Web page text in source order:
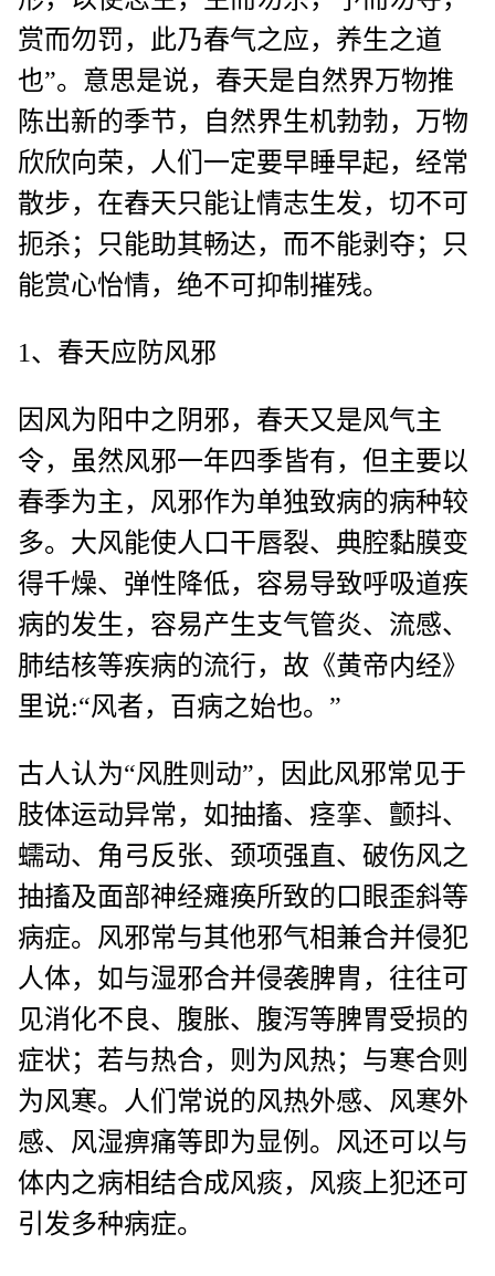
赏而勿罚，此乃春气之应，养生之道
也”。意思是说，春天是自然界万物推
陈出新的季节，自然界生机勃勃，万物
欣欣向荣，人们一定要早睡早起，经常
散步，在舂天只能让情志生发，切不可
扼杀；只能助其畅达，而不能剥夺；只
能赏心怡情，绝不可抑制摧残。
1、春天应防风邪
因风为阳中之阴邪，春天又是风气主
令，虽然风邪一年四季皆有，但主要以
春季为主，风邪作为单独致病的病种较
多。大风能使人口干唇裂、典腔黏膜变
得千燥、弹性降低，容易导致呼吸道疾
病的发生，容易产生支气管炎、流感、
肺结核等疾病的流行，故《黄帝内经》
里说:“风者，百病之始也。”
古人认为“风胜则动”，因此风邪常见于
肢体运动异常，如抽搐、痉挛、颤抖、
蠕动、角弓反张、颈项强直、破伤风之
抽搐及面部神经瘫痪所致的口眼歪斜等
病症。风邪常与其他邪气相兼合并侵犯
人体，如与湿邪合并侵袭脾胄，往往可
见消化不良、腹胀、腹泻等脾胃受损的
症状；若与热合，则为风热；与寒合则
为风寒。人们常说的风热外感、风寒外
感、风湿痹痛等即为显例。风还可以与
体内之病相结合成风痰，风痰上犯还可
引发多种病症。